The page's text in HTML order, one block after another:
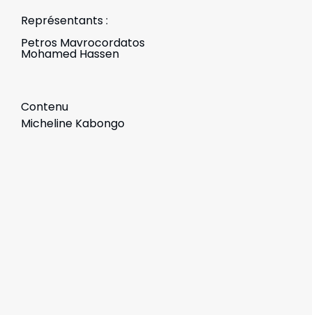
Représentants :
Petros Mavrocordatos
Mohamed Hassen
Contenu
Micheline Kabongo